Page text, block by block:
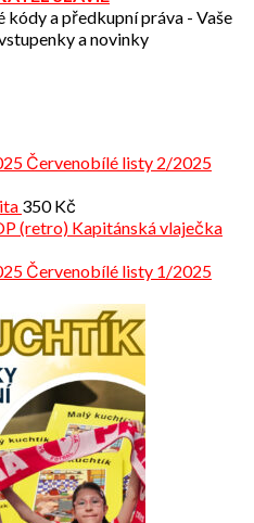
kódy a předkupní práva - Vaše
a novinky
Červenobílé listy 2/2025
350Kč
Kapitánská vlaječka
Červenobílé listy 1/2025